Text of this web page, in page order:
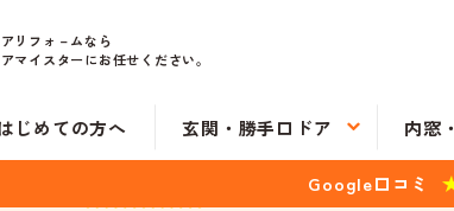
リフォ－ムなら
マイスターにお任せください。
はじめての方へ 玄関・勝手口ドア 内窓
Google口コミ